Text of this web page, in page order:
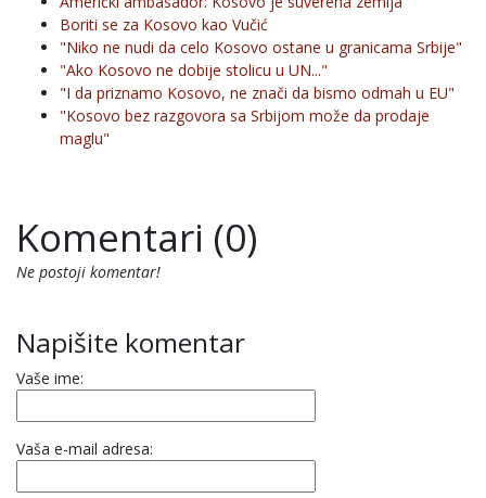
Boriti se za Kosovo kao Vučić
"Niko ne nudi da celo Kosovo ostane u granicama Srbije"
"Ako Kosovo ne dobije stolicu u UN..."
"I da priznamo Kosovo, ne znači da bismo odmah u EU"
"Kosovo bez razgovora sa Srbijom može da prodaje
maglu"
Komentari (0)
Ne postoji komentar!
Napišite komentar
Vaše ime:
Vaša e-mail adresa: